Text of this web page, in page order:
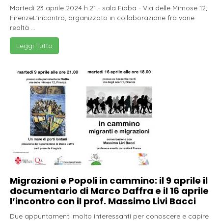
Martedì 23 aprile 2024 h.21 - sala Fiaba - Via delle Mimose 12,
FirenzeL'incontro, organizzato in collaborazione fra varie
realtà ...
Leggi Tutto
Migrazioni e Popoli in cammino: il 9 aprile il
documentario di Marco Daffra e il 16 aprile
l’incontro con il prof. Massimo Livi Bacci
Due appuntamenti molto interessanti per conoscere e capire